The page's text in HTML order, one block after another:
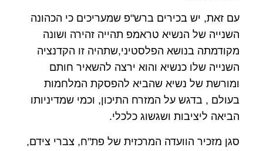
עם זאת, יש בכירים ברש"פ שמעריכים כי הכהונה
השנייה של הנשיא טראמפ תהייה זהירה ושונה
מקודמתה בנושא הפלסטיני,שתהיה זו הקדנציה
השנייה שלו כנשיא והוא ירצה להשאיר חותם
ומורשת של נשיא שהביא להפסקת המלחמות
בעולם , בדגש על המזרח התיכון, וכמי שמדיניותו
הביאה ליציבות ושגשוג כלכלי.
סגן מזכיר הוועדה המרכזית של פת"ח, צברי צידם,